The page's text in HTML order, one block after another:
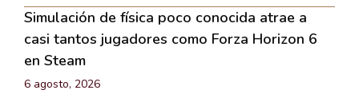
Simulación de física poco conocida atrae a
casi tantos jugadores como Forza Horizon 6
en Steam
6 agosto, 2026